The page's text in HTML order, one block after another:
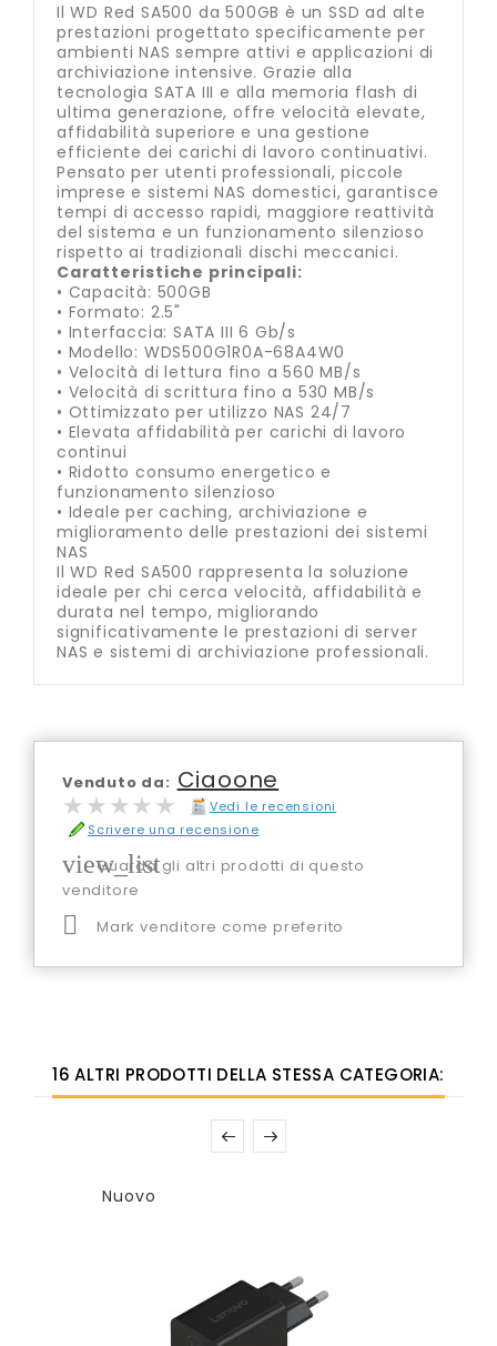
Il WD Red SA500 da 500GB è un SSD ad alte
prestazioni progettato specificamente per
ambienti NAS sempre attivi e applicazioni di
archiviazione intensive. Grazie alla
tecnologia SATA III e alla memoria flash di
ultima generazione, offre velocità elevate,
affidabilità superiore e una gestione
efficiente dei carichi di lavoro continuativi.
Pensato per utenti professionali, piccole
imprese e sistemi NAS domestici, garantisce
tempi di accesso rapidi, maggiore reattività
del sistema e un funzionamento silenzioso
rispetto ai tradizionali dischi meccanici.
Caratteristiche principali:
• Capacità: 500GB
• Formato: 2.5"
• Interfaccia: SATA III 6 Gb/s
• Modello: WDS500G1R0A-68A4W0
• Velocità di lettura fino a 560 MB/s
• Velocità di scrittura fino a 530 MB/s
• Ottimizzato per utilizzo NAS 24/7
• Elevata affidabilità per carichi di lavoro
continui
• Ridotto consumo energetico e
funzionamento silenzioso
• Ideale per caching, archiviazione e
miglioramento delle prestazioni dei sistemi
NAS
Il WD Red SA500 rappresenta la soluzione
ideale per chi cerca velocità, affidabilità e
durata nel tempo, migliorando
significativamente le prestazioni di server
NAS e sistemi di archiviazione professionali.
Venduto da: Ciaoone
★★★★★
★★★★★
Vedi le recensioni
Scrivere una recensione
view_list
Guarda gli altri prodotti di questo
venditore
 Mark venditore come preferito
16 ALTRI PRODOTTI DELLA STESSA CATEGORIA:
Nuovo